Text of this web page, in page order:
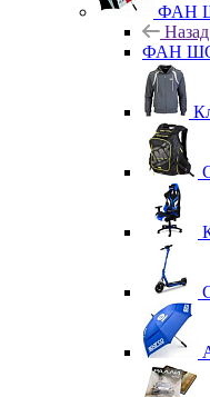
ФАН
Назад
ФАН